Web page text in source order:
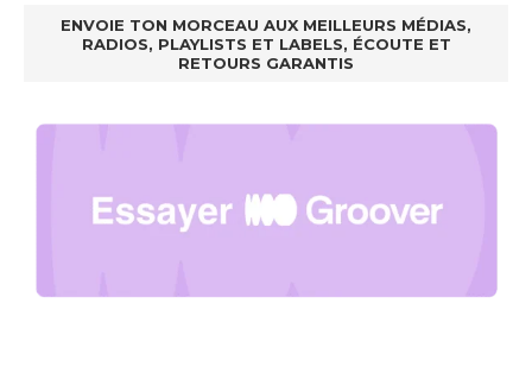
ENVOIE TON MORCEAU AUX MEILLEURS MÉDIAS,
RADIOS, PLAYLISTS ET LABELS, ÉCOUTE ET
RETOURS GARANTIS